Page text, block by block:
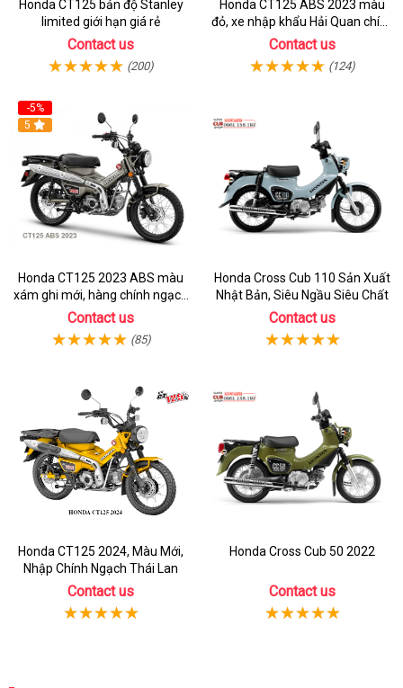
Honda CT125 bản độ Stanley
limited giới hạn giá rẻ
Contact us
(200)
Honda CT125 ABS 2023 màu
đỏ, xe nhập khẩu Hải Quan chính
ngạch
Contact us
(124)
-5%
5
Honda CT125 2023 ABS màu
xám ghi mới, hàng chính ngạch
giá tốt nhất thị trường
Contact us
(85)
Honda Cross Cub 110 Sản Xuất
Nhật Bản, Siêu Ngầu Siêu Chất
Contact us
Honda CT125 2024, Màu Mới,
Nhập Chính Ngạch Thái Lan
Contact us
Honda Cross Cub 50 2022
Contact us